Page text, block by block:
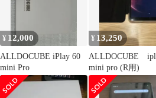
¥ 12,000
ALLDOCUBE iPlay 60
mini Pro
¥ 13,250
ALLDOCUBE
mini pro (R用)